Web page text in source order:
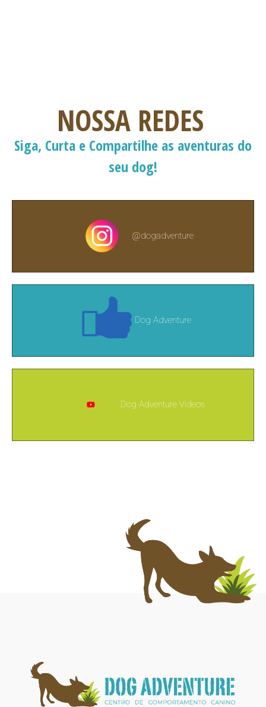
NOSSA REDES
Siga, Curta e Compartilhe as aventuras do
seu dog!
@dogadventure
Dog Adventure
Dog Adventure Videos